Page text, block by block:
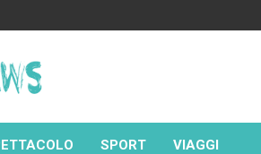
SPORT VIAGGI